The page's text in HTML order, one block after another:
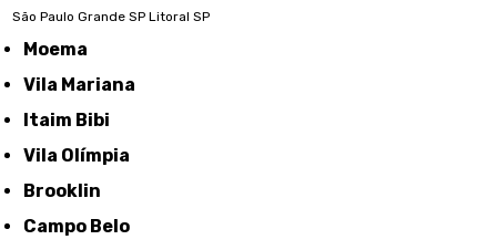
São Paulo Grande SP Litoral SP
Moema
Vila Mariana
Itaim Bibi
Vila Olímpia
Brooklin
Campo Belo